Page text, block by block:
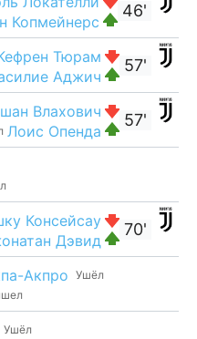
46'
Копмейнерс
57'
Тюрам
Аджич
57'
Влахович
Лоис Опенда
70'
Консейсау
Дэвид
Ушёл
Акпро
Ушёл